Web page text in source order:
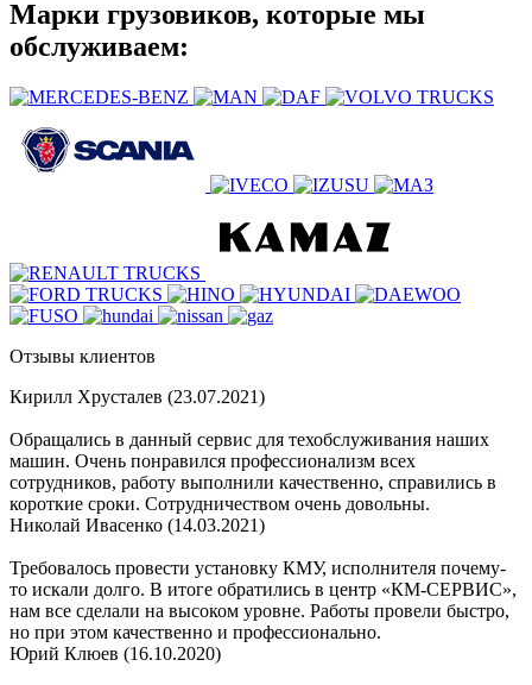
Марки грузовиков, которые мы
обслуживаем:
Отзывы клиентов
Кирилл Хрусталев (23.07.2021)
Обращались в данный сервис для техобслуживания наших
машин. Очень понравился профессионализм всех
сотрудников, работу выполнили качественно, справились в
короткие сроки. Сотрудничеством очень довольны.
Николай Ивасенко (14.03.2021)
Требовалось провести установку КМУ, исполнителя почему-
то искали долго. В итоге обратились в центр «КМ-СЕРВИС»,
нам все сделали на высоком уровне. Работы провели быстро,
но при этом качественно и профессионально.
Юрий Клюев (16.10.2020)